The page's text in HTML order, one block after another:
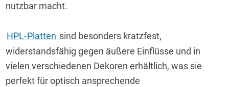
nutzbar macht.
HPL-Platten sind besonders kratzfest,
widerstandsfähig gegen äußere Einflüsse und in
vielen verschiedenen Dekoren erhältlich, was sie
perfekt für optisch ansprechende